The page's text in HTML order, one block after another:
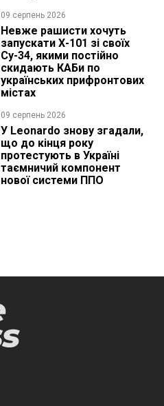
09 серпень 2026
Невже рашисти хочуть
запускати Х-101 зі своїх
Су-34, якими постійно
скидають КАБи по
українських прифронтових
містах
09 серпень 2026
У Leonardo знову згадали,
що до кінця року
протестують в Україні
таємничий компонент
нової системи ППО